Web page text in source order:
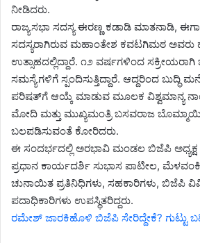
ನೀಡಿದರು.
ರಾಜ್ಯಸಭಾ ಸದಸ್ಯ ಈರಣ್ಣ ಕಡಾಡಿ ಮಾತನಾಡಿ,
ಸದಸ್ಯರಾಗಿರುವ ಮಹಾಂತೇಶ ಕವಟಗಿಮಠ ಅವರು
ಉತ್ಸಾಹದಲ್ಲಿದ್ದಾರೆ. ೧೨ ವರ್ಷಗಳಿಂದ
ಸಮಸ್ಯೆಗಳಿಗೆ ಸ್ಪಂದಿಸುತ್ತಿದ್ದಾರೆ. ಆದ್ದರಿಂದ ಬುದ್ಧಿ
ಪರಿಷತ್‌ಗೆ ಆಯ್ಕೆ ಮಾಡುವ ಮೂಲಕ ವಿಶ್ವಮಾನ್ಯ
ಮೋದಿ ಮತ್ತು ಮುಖ್ಯಮಂತ್ರಿ ಬಸವರಾಜ ಬೊಮ್ಮಾಯಿ
ಬಲಪಡಿಸುವಂತೆ ಕೋರಿದರು.
ಈ ಸಂದರ್ಭದಲ್ಲಿ ಅರಭಾವಿ ಮಂಡಲ ಬಿಜೆಪಿ ಅಧ್ಯಕ್ಷ
ಪ್ರಧಾನ ಕಾರ್ಯದರ್ಶಿ ಸುಭಾಸ ಪಾಟೀಲ, ಮೆಳವಂಕಿ
ಚುನಾಯಿತ ಪ್ರತಿನಿಧಿಗಳು, ಸಹಕಾರಿಗಳು, ಬಿಜೆಪಿ
ಪದಾಧಿಕಾರಿಗಳು ಉಪಸ್ಥಿತರಿದ್ದರು.
ರಮೇಶ್ ಜಾರಕಿಹೊಳಿ ಬಿಜೆಪಿ ಸೇರಿದ್ದೇಕೆ? ಗುಟ್ಟು